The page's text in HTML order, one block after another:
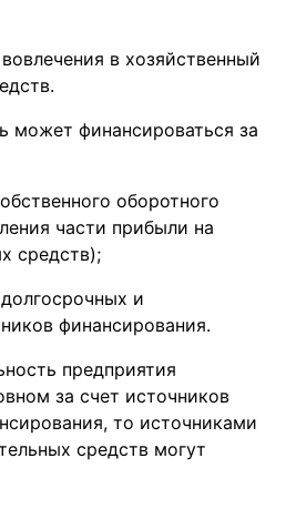
в хозяйственный
может финансироваться за
оборотного
части прибыли на
средств);
и
финансирования.
предприятия
за счет источников
то источниками
средств могут